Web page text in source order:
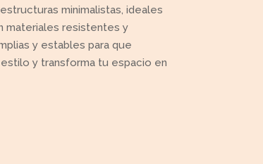
minimalistas, ideales
materiales resistentes y
y estables para que
y transforma tu espacio en